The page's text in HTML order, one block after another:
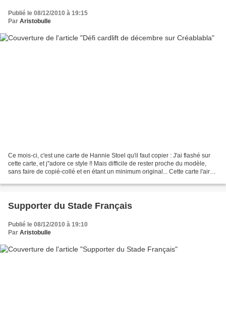
Publié le 08/12/2010 à 19:15
Par Aristobulle
Ce mois-ci, c'est une carte de Hannie Stoel qu'il faut copier : J'ai flashé sur
cette carte, et j''adore ce style !! Mais difficile de rester proche du modèle,
sans faire de copié-collé et en étant un minimum original... Cette carte l'air
Supporter du Stade Français
Publié le 08/12/2010 à 19:10
Par Aristobulle